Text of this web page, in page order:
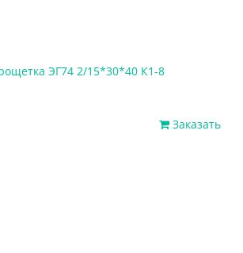
ЭГ74 2/15*30*40 К1-8
Заказать